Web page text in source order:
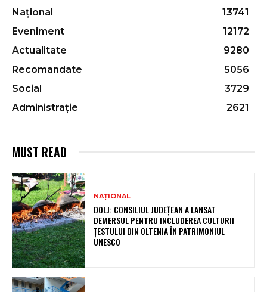
Național
13741
Eveniment
12172
Actualitate
9280
Recomandate
5056
Social
3729
Administrație
2621
MUST READ
NAȚIONAL
DOLJ: CONSILIUL JUDEȚEAN A LANSAT
DEMERSUL PENTRU INCLUDEREA CULTURII
ȚESTULUI DIN OLTENIA ÎN PATRIMONIUL
UNESCO